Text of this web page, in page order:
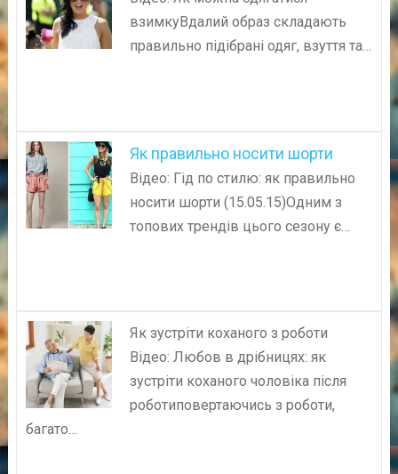
взимкуВдалий образ складають
правильно підібрані одяг, взуття та…
Як правильно носити шорти
Відео: Гід по стилю: як правильно
носити шорти (15.05.15)Одним з
топових трендів цього сезону є…
Як зустріти коханого з роботи
Відео: Любов в дрібницях: як
зустріти коханого чоловіка після
роботиповертаючись з роботи,
багато…